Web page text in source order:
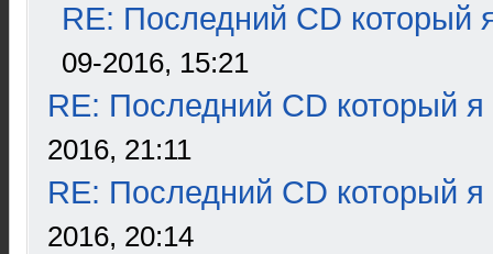
RE: Последний CD который
09-2016, 15:21
RE: Последний CD который я
2016, 21:11
RE: Последний CD который я
2016, 20:14